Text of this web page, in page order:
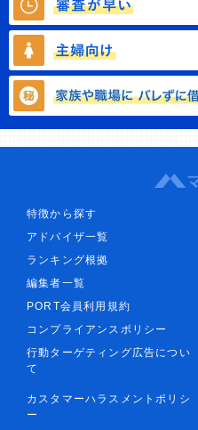
特徴から探す
アドバイザ一覧
ランキング根拠
編集者一覧
PORT会員利用規約
コンプライアンスポリシー
行動ターゲティング広告につい
て
カスタマーハラスメントポリシ
ー